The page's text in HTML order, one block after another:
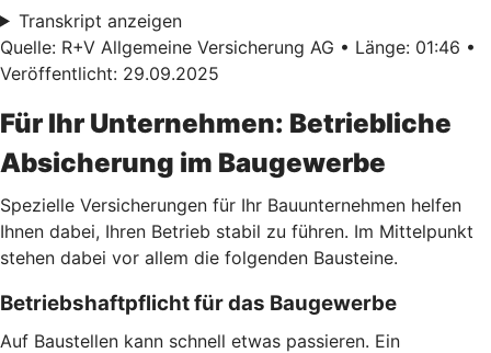
Transkript anzeigen
Quelle: R+V Allgemeine Versicherung AG • Länge: 01:46 •
Veröffentlicht: 29.09.2025
Für Ihr Unternehmen: Betriebliche
Absicherung im Baugewerbe
Spezielle Versicherungen für Ihr Bauunternehmen helfen
Ihnen dabei, Ihren Betrieb stabil zu führen. Im Mittelpunkt
stehen dabei vor allem die folgenden Bausteine.
Betriebshaftpflicht für das Baugewerbe
Auf Baustellen kann schnell etwas passieren. Ein